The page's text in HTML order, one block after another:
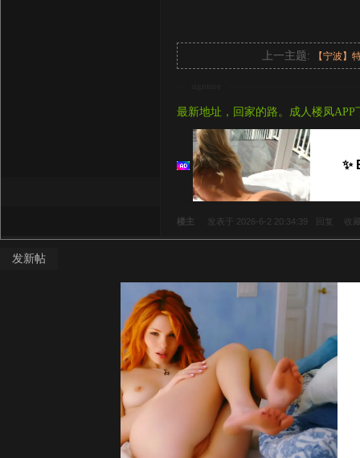
上一主题: 【宁波】
最新地址，回家的路。成人楼凤APP
✨
楼主 发表于 2026-6-2 20:34:39 回复 收
发新帖